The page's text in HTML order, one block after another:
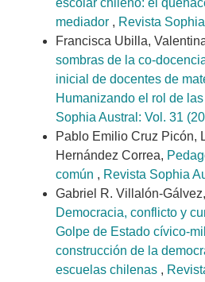
escolar chileno: el
mediador , Revista
Francisca Ubilla,
sombras de la co-
inicial de docentes de
Humanizando el rol de
Sophia Austral: Vol. 31
Pablo Emilio Cruz Picón,
Hernández Correa,
común , Revista Sophia
Gabriel R. Villalón-
Democracia, conflicto y
Golpe de Estado cívico-
construcción de la
escuelas chilenas ,